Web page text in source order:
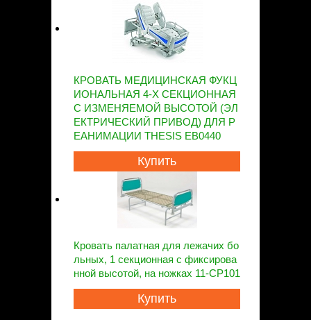
КРОВАТЬ МЕДИЦИНСКАЯ ФУКЦ
ИОНАЛЬНАЯ 4-Х СЕКЦИОННАЯ
С ИЗМЕНЯЕМОЙ ВЫСОТОЙ (ЭЛ
ЕКТРИЧЕСКИЙ ПРИВОД) ДЛЯ Р
ЕАНИМАЦИИ THESIS EB0440
Купить
Кровать палатная для лежачих бо
льных, 1 секционная с фиксирова
нной высотой, на ножках 11-CP101
Купить